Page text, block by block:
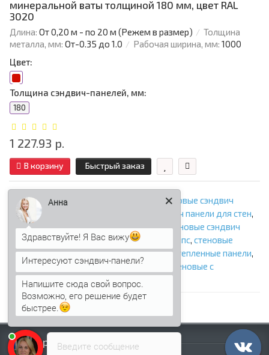
минеральной ваты толщиной 180 мм, цвет RAL
3020
Длина: От 0,20 м - по 20 м (Режем в размер)
Толщина
металла, мм: От-0.35 до 1.0 Рабочая ширина, мм: 1000
Цвет:
Толщина сэндвич-панелей, мм:
180
1 227.93 р.
В корзину Быстрый заказ
сэндвич панели толщиной 180 мм
стеновые сэндвич
панели
, сэндвич панели для стен,
стеновые сэндвич панели с минватой,стеновые сэндвич
панели с ппу,стеновые сэндвич панели с ппс, стеновые
сэндвич панели с пир,стеновые панели,утепленные панели,
панели с утеплителем,сэндвич панели стеновые с
наполнителем
фасадные сэндвич панели
ИнформацияВведите сообщение
Анна
Здравствуйте! Я Вас вижу
Интересуют сэндвич-панели?
Напишите сюда свой вопрос.
Возможно, его решение будет
быстрее.